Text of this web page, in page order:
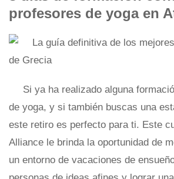
profesores de yoga en
Si ya ha realizado alguna
de yoga, y si también buscas una
este retiro es perfecto para ti. Este
Alliance le brinda la oportunidad de
un entorno de vacaciones de